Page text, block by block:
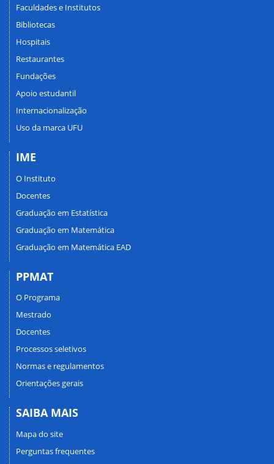
Faculdades e Institutos
Bibliotecas
Hospitais
Restaurantes
Fundações
Apoio estudantil
Internacionalização
Uso da marca UFU
IME
O Instituto
Docentes
Graduação em Estatística
Graduação em Matemática
Graduação em Matemática EAD
PPMAT
O Programa
Mestrado
Docentes
Processos seletivos
Normas e regulamentos
Orientações gerais
SAIBA MAIS
Mapa do site
Perguntas frequentes